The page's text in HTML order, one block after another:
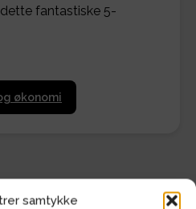
samtykke
fantastiske 5-
økonomi